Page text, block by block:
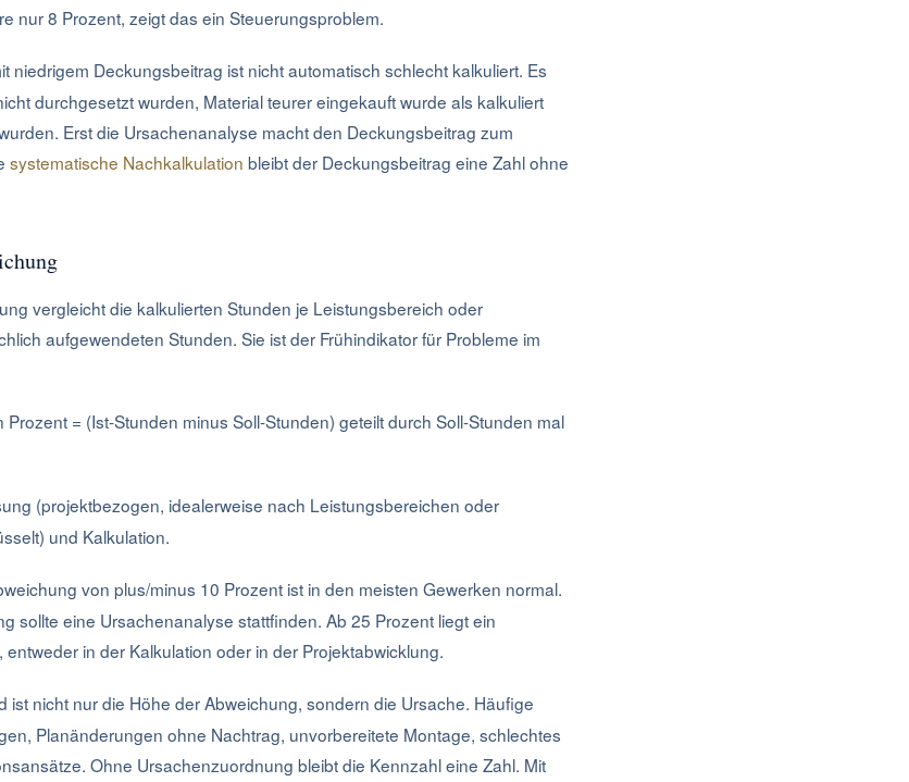
nur 8 Prozent, zeigt das ein Steuerungsproblem.
niedrigem Deckungsbeitrag ist nicht automatisch schlecht kalkuliert. Es
durchgesetzt wurden, Material teurer eingekauft wurde als kalkuliert
Erst die Ursachenanalyse macht den Deckungsbeitrag zum
systematische Nachkalkulation bleibt der Deckungsbeitrag eine Zahl ohne
vergleicht die kalkulierten Stunden je Leistungsbereich oder
aufgewendeten Stunden. Sie ist der Frühindikator für Probleme im
Prozent = (Ist-Stunden minus Soll-Stunden) geteilt durch Soll-Stunden mal
(projektbezogen, idealerweise nach Leistungsbereichen oder
und Kalkulation.
von plus/minus 10 Prozent ist in den meisten Gewerken normal.
sollte eine Ursachenanalyse stattfinden. Ab 25 Prozent liegt ein
in der Kalkulation oder in der Projektabwicklung.
ist nicht nur die Höhe der Abweichung, sondern die Ursache. Häufige
Planänderungen ohne Nachtrag, unvorbereitete Montage, schlechtes
Ohne Ursachenzuordnung bleibt die Kennzahl eine Zahl. Mit